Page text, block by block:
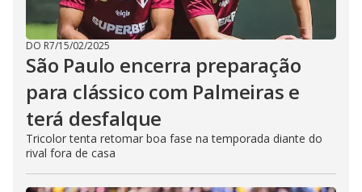
DO R7/15/02/2025
São Paulo encerra preparação
para clássico com Palmeiras e
terá desfalque
Tricolor tenta retomar boa fase na temporada diante do
rival fora de casa